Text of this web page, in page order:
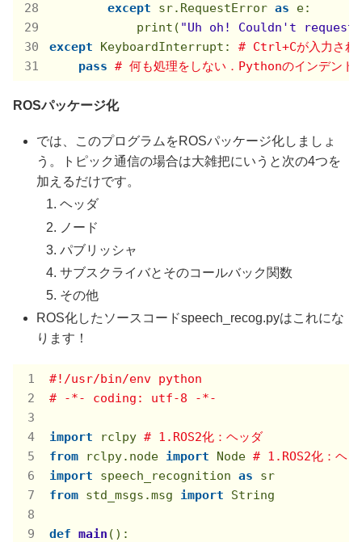
except sr.RequestError as e:
            print(
"Uh oh! Couldn't
except KeyboardInterrupt: # Ctrl+Cが入力され
pass # 何も処理をしない．Pythonのインデント
ROSパッケージ化
では、このプログラムをROSパッケージ化しましょ
う。トピック通信の場合は大雑把にいうと次の4つを
加えるだけです。
ヘッダ
ノード
パブリッシャ
サブスクライバとそのコールバック関数
その他
ROS化したソースコードspeech_recog.pyはこれにな
ります！
#!/usr/bin/env python
# -*- coding: utf-8 -*-
import rclpy # 1.ROS2化：ヘッダ
from rclpy.node import Node # 1.ROS2化：ヘッ
import speech_recognition as
from std_msgs.msg import String
def main () :